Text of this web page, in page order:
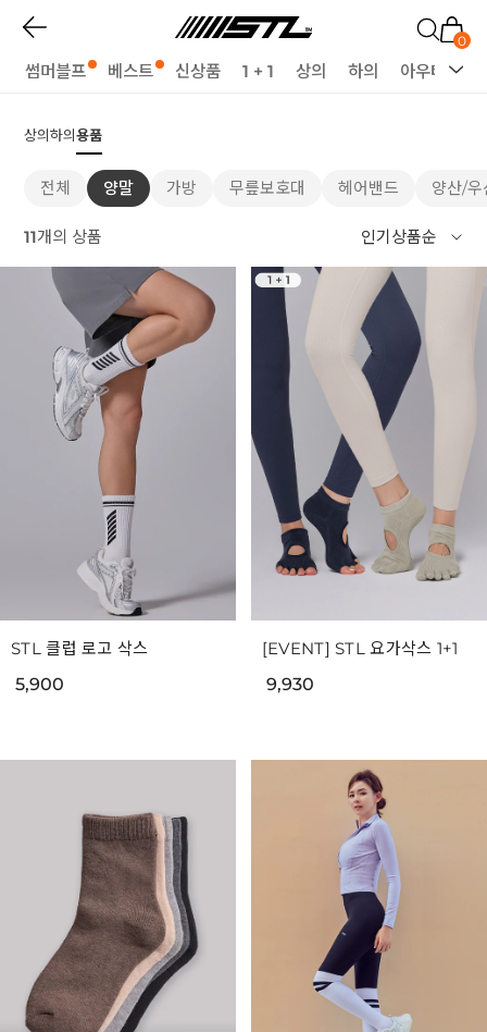
0
썸머블프 베스트 신상품 1 + 1 상의 하의 아우터
상의하의용품
전체 양말 가방 무릎보호대 헤어밴드 양산/우
11개의 상품
STL 클럽 로고 삭스
5,900
[EVENT] STL 요가삭스 1+1
9,930